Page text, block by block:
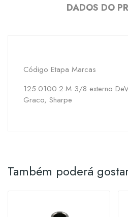
DADOS DO
Código Etapa Marcas
125.0100.2.M 3/8 externo
Graco, Sharpe
Também poderá